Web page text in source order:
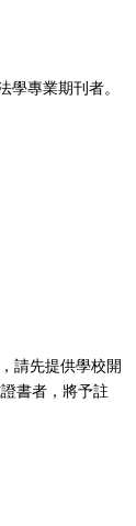
學專業期刊者。
請先提供學校開
書者，將予註